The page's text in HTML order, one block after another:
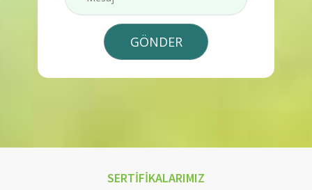
SERTİFİKALARIMIZ